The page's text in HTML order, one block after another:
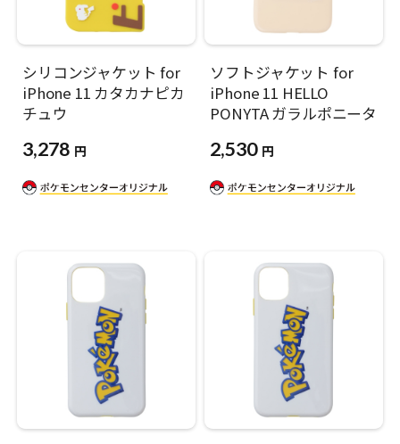
シリコンジャケット for
iPhone 11 カタカナピカ
チュウ
3,278 円
ソフトジャケット for
iPhone 11 HELLO
PONYTA ガラルポニータ
2,530 円